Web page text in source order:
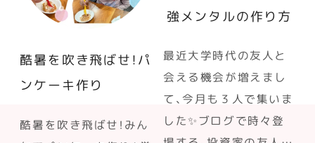
酷暑を吹き飛ばせ！パ
ンケーキ作り
酷暑を吹き飛ばせ！みん
強メンタルの作り方
最近大学時代の友人と
会える機会が増えまし
て、今月も３人で集いま
した✨ブログで時々登